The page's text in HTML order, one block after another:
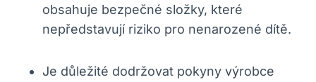
obsahuje bezpečné složky, které
nepředstavují riziko pro nenarozené dítě.
Je důležité dodržovat pokyny výrobce